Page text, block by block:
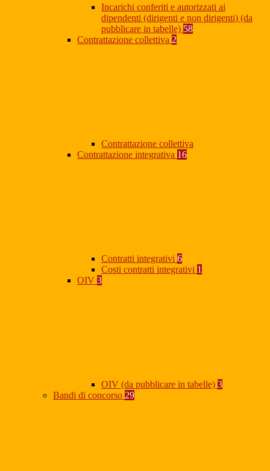
Incarichi conferiti e autorizzati ai
dipendenti (dirigenti e non dirigenti) (da
pubblicare in tabelle) 58
Contrattazione collettiva 2
Contrattazione collettiva
Contrattazione integrativa 16
Contratti integrativi 6
Costi contratti integrativi 1
OIV 3
OIV (da pubblicare in tabelle) 3
Bandi di concorso 29